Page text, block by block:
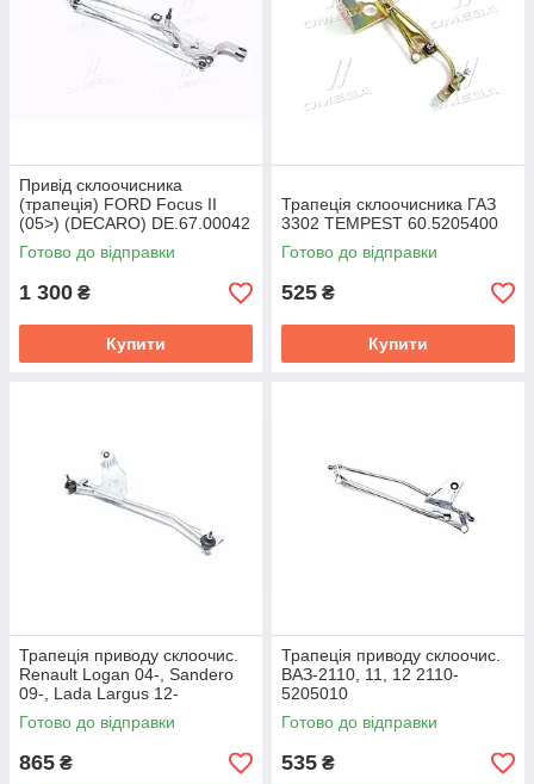
Привід склоочисника
(трапеція) FORD Focus II
(05>) (DECARO) DE.67.00042
Готово до відправки
1 300 ₴
Купити
Трапеція склоочисника ГАЗ
3302 TEMPEST 60.5205400
Готово до відправки
525 ₴
Купити
Трапеція приводу склоочис.
Renault Logan 04-, Sandero
09-, Lada Largus 12-
(DECARO) DE.67.00047
Готово до відправки
865 ₴
Трапеція приводу склоочис.
ВАЗ-2110, 11, 12 2110-
5205010
Готово до відправки
535 ₴